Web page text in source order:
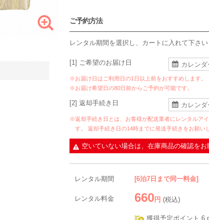
ご予約方法
レンタル期間を選択し、カートに入れて下さい
[1] ご希望のお届け日
※お届け日はご利用日の1日以上前をおすすめします。
※お届け希望日の80日前からご予約が可能です。
[2] 返却手続き日
※返却手続き日とは、お客様が配送業者にレンタルア
す。 返却手続き日の14時までに発送手続きをお願い
空いていない場合は、在庫商品の確認をお
レンタル期間 [6泊7日まで同一料金]
レンタル料金 660 円 (税込)
獲得予定ポイント 6